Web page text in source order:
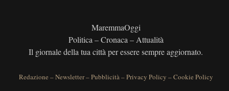
MaremmaOggi
Politica – Cronaca – Attualità
Il giornale della tua città per essere sempre aggiornato.
Redazione –Newsletter–Pubblicità–Privacy Policy –Cookie Policy